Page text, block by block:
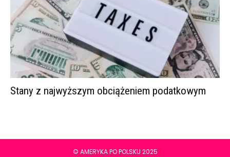
Stany z najwyższym obciążeniem podatkowym
© AMERYKA PO POLSKU 2025